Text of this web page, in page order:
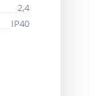
2,4
IP40